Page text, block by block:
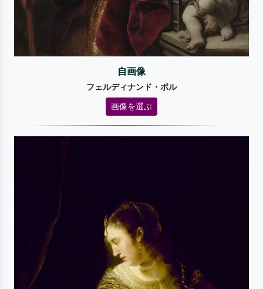
自画像
フェルディナンド・ボル
画像を選ぶ